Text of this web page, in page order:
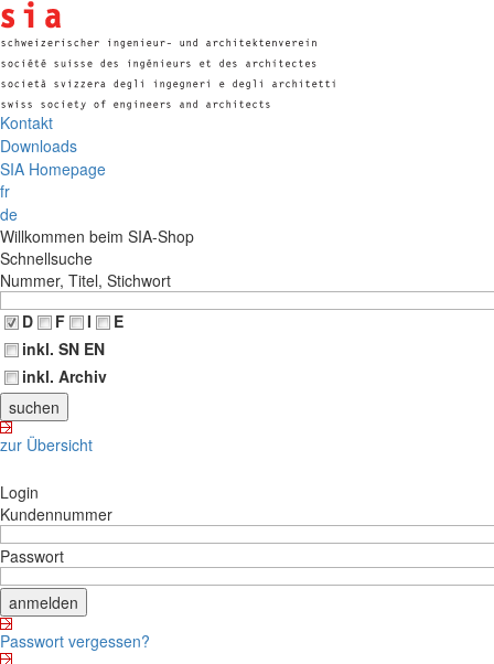
Kontakt
Downloads
SIA Homepage
fr
de
Willkommen beim SIA-Shop
Schnellsuche
Nummer, Titel, Stichwort
D
F I
E
inkl. SN EN
inkl. Archiv
zur Übersicht
Login
Kundennummer
Passwort
Passwort vergessen?